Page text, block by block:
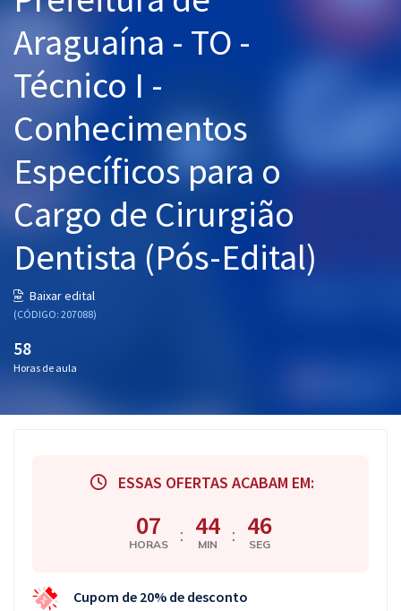
Graduação
OAB
Mentorias
Questões grátis
Conteúdo gratuito
Blog
Aprovados
Atendimento
Araguaína - TO -
Técnico I -
Conhecimentos
Específicos para o
Cargo de Cirurgião
Dentista (Pós-Edital)
Baixar edital
(CÓDIGO: 207088)
58
Horas de aula
ESSAS OFERTAS ACABAM EM:
07
HORAS : 44
MIN : 45
SEG
Cupom de 20% de desconto